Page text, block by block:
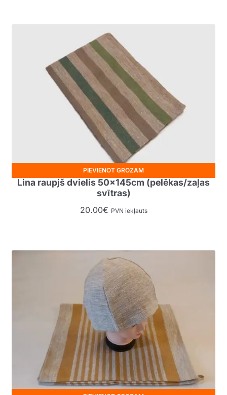
Lina raupjš dvielis 50x145cm (pelēkas/zaļas
svītras)
20.00€ PVN iekļauts
PIEVIENOT GROZAM